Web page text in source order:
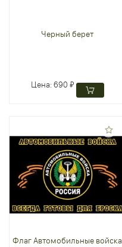
Черный берет
Цена:690 ₽
Флаг Автомобильные войска